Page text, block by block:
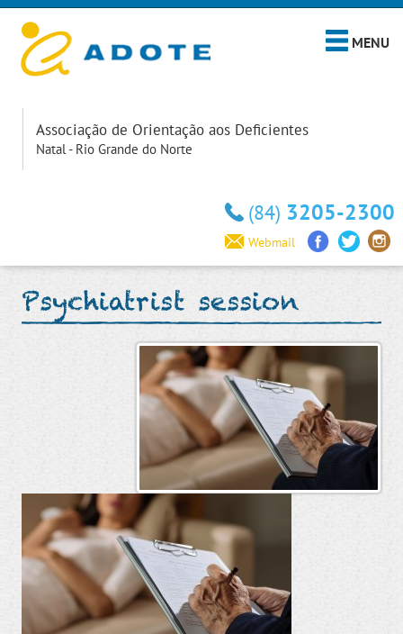
MENU
Associação de Orientação aos Deficientes
Natal - Rio Grande do Norte
(84) 3205-2300
Webmail
Psychiatrist session